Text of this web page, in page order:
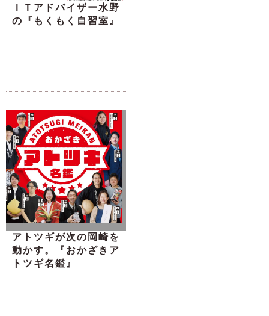
ＩＴアドバイザー水野
の『もくもく自習室』
アトツギが次の岡崎を
動かす。『おかざきア
トツギ名鑑』